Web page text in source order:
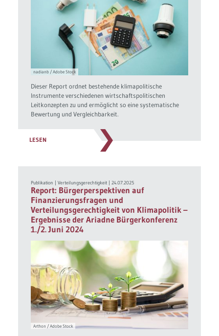
nadianb / Adobe Stock
Dieser Report ordnet bestehende klimapolitische
Instrumente verschiedenen wirtschaftspolitischen
Leitkonzepten zu und ermöglicht so eine systematische
Bewertung und Vergleichbarkeit.
LESEN
Publikation |Verteilungsgerechtigkeit |24.07.2025
Report: Bürgerperspektiven auf
Finanzierungsfragen und
Verteilungsgerechtigkeit von Klimapolitik –
Ergebnisse der Ariadne Bürgerkonferenz
1./2. Juni 2024
Arthon / Adobe Stock